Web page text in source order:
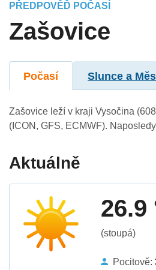
PŘEDPOVĚĎ POČASÍ
Zašovice
Počasí Slunce a
Zašovice leží v kraji Vysočina
(ICON, GFS, ECMWF).
Aktuálně
26.9
(stoupá)
Pocitově: